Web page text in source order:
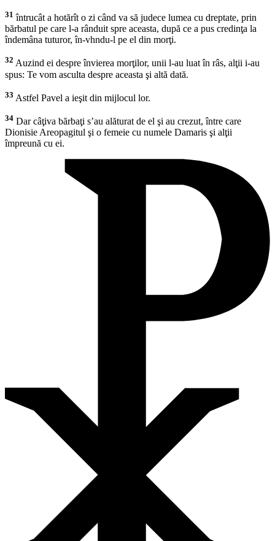
31 întrucât a hotărît o zi când va să judece lumea cu dreptate, prin
bărbatul pe care l-a rânduit spre aceasta, după ce a pus credinţa la
îndemâna tuturor, în-vhndu-l pe el din morţi.
32 Auzind ei despre învierea morţilor, unii l-au luat în râs, alţii i-au
spus: Te vom asculta despre aceasta şi altă dată.
33 Astfel Pavel a ieşit din mijlocul lor.
34 Dar câţiva bărbaţi s’au alăturat de el şi au crezut, între care
Dionisie Areopagitul şi o femeie cu numele Damaris şi alţii
împreună cu ei.